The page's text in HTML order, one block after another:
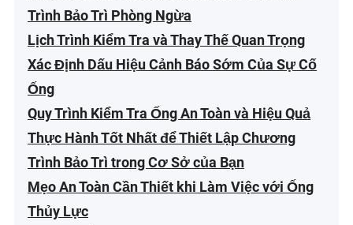
Trình Bảo Trì Phòng Ngừa
Lịch Trình Kiểm Tra và Thay Thế Quan Trọng
Xác Định Dấu Hiệu Cảnh Báo Sớm Của Sự Cố
Ống
Quy Trình Kiểm Tra Ống An Toàn và Hiệu Quả
Thực Hành Tốt Nhất để Thiết Lập Chương
Trình Bảo Trì trong Cơ Sở của Bạn
Mẹo An Toàn Cần Thiết khi Làm Việc với Ống
Thủy Lực